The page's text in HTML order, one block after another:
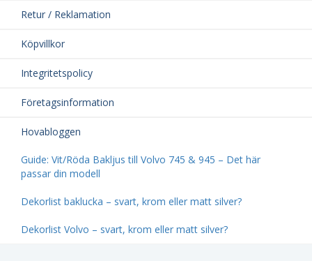
Retur / Reklamation
Köpvillkor
Integritetspolicy
Företagsinformation
Hovabloggen
Guide: Vit/Röda Bakljus till Volvo 745 & 945 – Det här
passar din modell
Dekorlist baklucka – svart, krom eller matt silver?
Dekorlist Volvo – svart, krom eller matt silver?